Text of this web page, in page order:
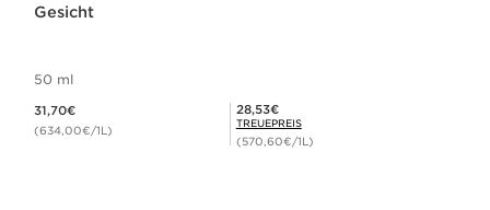
Gesicht
50 ml
31,70€
(634,00€/1L)
Mitgliederpreis 28,53€
28,53€
TREUEPREIS
(570,60€/1L)